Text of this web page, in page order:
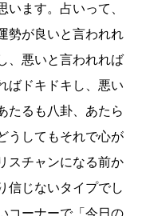
います。占いって、
勢が良いと言われれ
、悪いと言われれば
ばドキドキし、悪い
たるも八卦、あたら
うしてもそれで心が
スチャンになる前か
信じないタイプでし
コーナーで「今日の